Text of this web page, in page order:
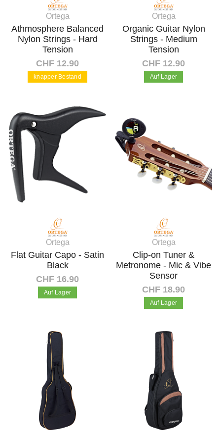
Ortega
Athmosphere Balanced
Nylon Strings - Hard
Tension
CHF 12.90
knapper Bestand
In den Warenkorb
Ortega
Organic Guitar Nylon
Strings - Medium
Tension
CHF 12.90
Auf Lager
Ortega
Flat Guitar Capo - Satin
Black
CHF 16.90
Auf Lager
Ortega
Clip-on Tuner &
Metronome - Mic & Vibe
Sensor
CHF 18.90
Auf Lager
In den Warenkorb